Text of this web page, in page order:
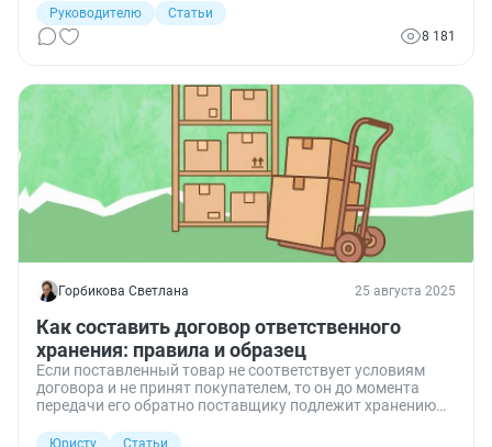
насколько подробно и ясно прописаны условия
договора. Давайте разберёмся, как составить договор
аутсорсинга бухгалтерских услуг так, чтобы защитить
Руководителю
Статьи
8 181
Горбикова Светлана 25 августа 2025
Как составить договор ответственного
хранения: правила и образец
Если поставленный товар не соответствует условиям
договора и не принят покупателем, то он до момента
передачи его обратно поставщику подлежит хранению
хранения. Разбираемся, как составляется такой договор
Юристу
Статьи